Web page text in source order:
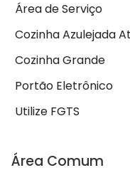
Área de Serviço
Cozinha Azulejada
Cozinha Grande
Portão Eletrônico
Utilize FGTS
Área Comum